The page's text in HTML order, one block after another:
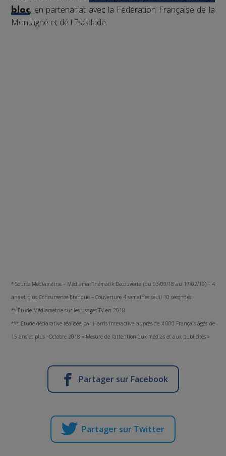
bloc, en partenariat avec la Fédération Française de la
Montagne et de l'Escalade.
* Source Médiamétrie – Médiamat’Thématik Découverte (du 03/09/18 au 17/02/19) – 4
ans et plus Concurrence Etendue – Couverture 4 semaines seuil 10 secondes
** Étude Médiamétrie sur les usages TV en 2018
*** Etude déclarative réalisée par Harris Interactive auprès de 4.000 Français âgés de
15 ans et plus –Octobre 2018 « Mesure de l’attention aux médias et aux publicités »
Partager sur Facebook
Partager sur Twitter